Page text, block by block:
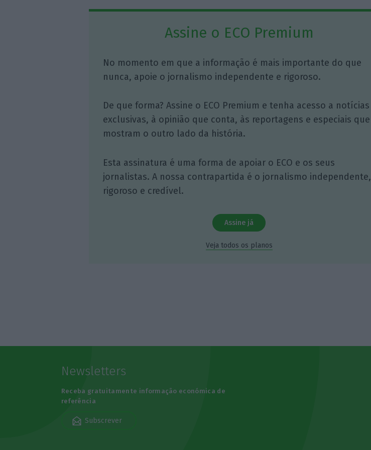
Assine o ECO Premium
No momento em que a informação é mais importante do que
nunca, apoie o jornalismo independente e rigoroso.
De que forma? Assine o ECO Premium e tenha acesso a notícias
exclusivas, à opinião que conta, às reportagens e especiais que
mostram o outro lado da história.
Esta assinatura é uma forma de apoiar o ECO e os seus
jornalistas. A nossa contrapartida é o jornalismo independente,
rigoroso e credível.
Assine já
Veja todos os planos
Newsletters
Receba gratuitamente informação económica de
referência
Subscrever